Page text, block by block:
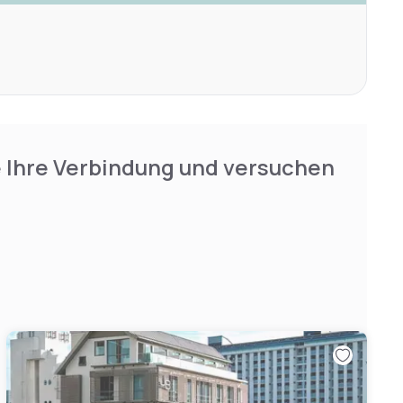
Verbindung und versuchen